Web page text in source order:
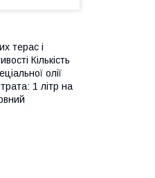
терас і
Кількість
олії
1 літр на